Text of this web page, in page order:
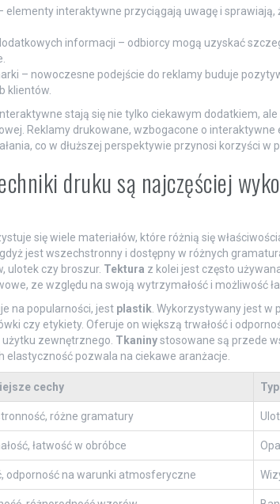
elementy interaktywne przyciągają uwagę i
informacji – odbiorcy mogą uzyskać
– nowoczesne podejście do reklamy buduje
klientów.
stają się nie tylko ciekawym dodatkiem,
Reklamy drukowane, wzbogacone o interaktywne
co w dłuższej perspektywie przynosi korzyści w
druku są najczęściej
się wiele materiałów, które różnią się
jest wszechstronny i dostępny w różnych
ulotek czy broszur. Tektura z kolei jest często
ze względu na swoją wytrzymałość i możliwość
na popularności, jest plastik. Wykorzystywany jest w
czy etykiety. Oferuje on większą trwałość i
zewnętrznego. Tkaninystosowane są przede
elastyczność pozwala na ciekawe aranżacje.
cechy
różne gramatury
łatwość w obróbce
odporność na warunki atmosferyczne